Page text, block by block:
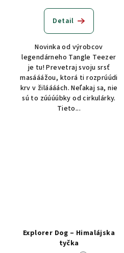
Detail
Novinka od výrobcov
legendárneho Tangle Teezer
je tu! Prevetraj svoju srsť
masááážou, ktorá ti rozprúúdi
krv v žiláááách. Neľakaj sa, nie
sú to zúúúúbky od cirkulárky.
Tieto...
Explorer Dog – Himalájska
tyčka